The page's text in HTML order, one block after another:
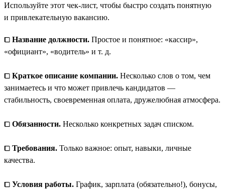
Используйте этот чек-лист, чтобы быстро создать понятную
и привлекательную вакансию.
⧠ Название должности. Простое и понятное: «кассир»,
«официант», «водитель» и т. д.
⧠ Краткое описание компании. Несколько слов о том, чем
занимаетесь и что может привлечь кандидатов —
стабильность, своевременная оплата, дружелюбная атмосфера.
⧠ Обязанности. Несколько конкретных задач списком.
⧠ Требования. Только важное: опыт, навыки, личные
качества.
⧠ Условия работы. График, зарплата (обязательно!), бонусы,